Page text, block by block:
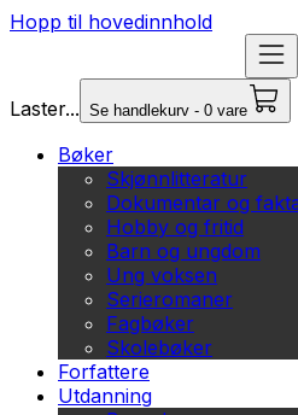
Hopp til hovedinnhold
Laster... Se handlekurv - 0 vare
Bøker
Skjønnlitteratur
Dokumentar og
Hobby og fritid
Barn og ungdom
Ung voksen
Serieromaner
Fagbøker
Skolebøker
Forfattere
Utdanning